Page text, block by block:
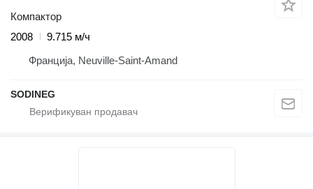
Компактор
2008
9.715 м/ч
Франција, Neuville-Saint-Amand
SODINEG